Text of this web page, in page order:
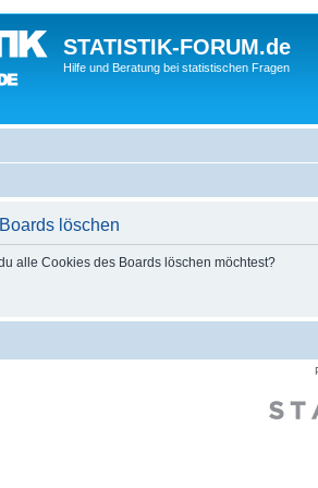
STATISTIK-FORUM.de
Hilfe und Beratung bei statistischen Fragen
löschen
alle Cookies des Boards löschen möchtest?